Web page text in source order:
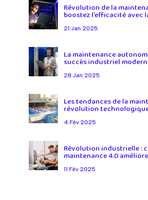
Révolution de la
boostez l’efficacité avec
21 Jan 2025
La maintenance
succès industriel
28 Jan 2025
Les tendances de la
révolution
4 Fév 2025
Révolution industrielle :
maintenance 4.0
11 Fév 2025